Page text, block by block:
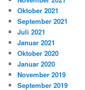
Oktober 2021
September 2021
Juli 2021
Januar 2021
Oktober 2020
Januar 2020
November 2019
September 2019